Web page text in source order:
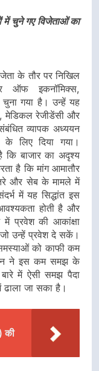
चुने गए विजेताओं का
के तौर पर निखिल
ऑफ इकनॉमिक्स,
गया है। उन्हें यह
मेडिकल रेजीडेंसी और
व्यापक अध्ययन
लिए दिया गया।
कि बाजार का अदृश्य
है कि मांग आमातौर
और सेब के मामले में
में यह सिद्धांत इस
होती है और
प्रवेश की आकांक्षा
उन्हें प्रवेश दे सकें।
को काफी कम
ने इस कम समझ के
में ऐसी समझ पैदा
जा सका है।
की